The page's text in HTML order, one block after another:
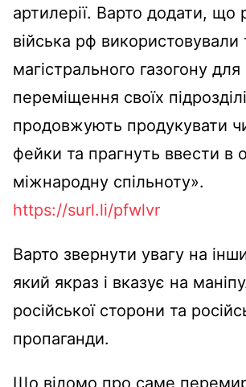
артилерії. Варто додати, що
війська рф використовували
магістрального газогону
переміщення своїх
продовжують продукувати
фейки та прагнуть ввести в
міжнародну спільноту».
https://surl.li/pfwlvr
Варто звернути увагу на
який якраз і вказує на
російської сторони та
пропаганди.
Що відомо про саме